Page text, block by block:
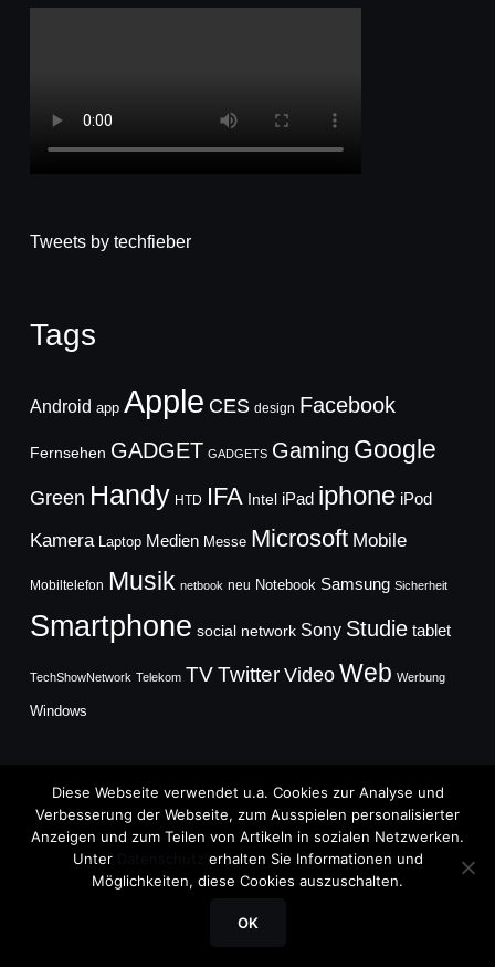
Tweets by techfieber
Tags
Android app Apple CES design Facebook
Fernsehen GADGET GADGETS Gaming Google
Green Handy HTD IFA Intel iPad iphone iPod
Kamera Laptop Medien Messe Microsoft Mobile
Mobiltelefon Musik netbook neu Notebook Samsung Sicherheit
Smartphone social network Sony Studie tablet
TechShowNetwork Telekom TVTwitter Video Web Werbung
Windows
Copyright © 2026
TechFieber Blog
Diese Webseite verwendet u.a. Cookies zur Analyse und
Verbesserung der Webseite, zum Ausspielen personalisierter
Anzeigen und zum Teilen von Artikeln in sozialen Netzwerken.
Unter
erhalten Sie Informationen und
Möglichkeiten, diese Cookies auszuschalten.
OK